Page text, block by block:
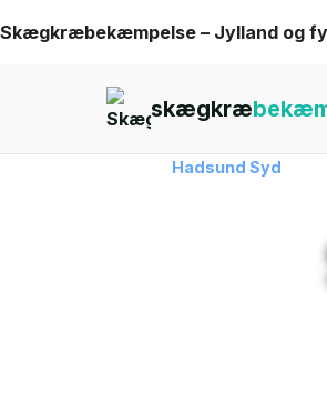
Skip
Skægkræbekæmpelse – Jylland og
skægkræ
Hadsund Syd